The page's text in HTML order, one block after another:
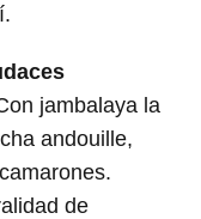
jambalaya la
andouille,
de